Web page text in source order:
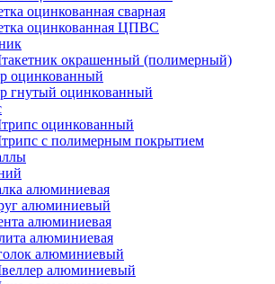
оцинкованная сварная
оцинкованная ЦПВС
окрашенный (полимерный)
оцинкованный
гнутый оцинкованный
оцинкованный
с полимерным покрытием
алюминиевая
алюминиевый
алюминиевая
алюминиевая
алюминиевый
алюминиевый